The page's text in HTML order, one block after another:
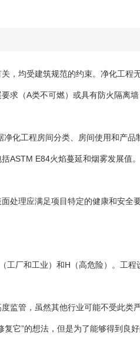
，均受建筑规范的约束。净化工
求（A类不可燃）或具有防火隔离墙
化工程房间分类、房间使用和产
ASTM E84火焰蔓延和烟雾发展值。
处理应满足项目特定的健康和安
工厂和工业）和H（高危险）。工
监管，虽然其他行业可能不受此
复它”的想法，但是为了能够得到